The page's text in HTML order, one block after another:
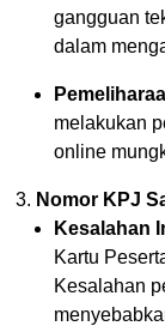
gangguan
dalam
melakukan
online
Nomor KPJ
Kesalahan
Kartu
Kesalahan